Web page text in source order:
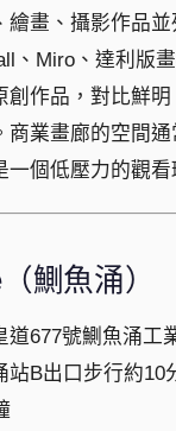
繪畫、攝影作品
、Miro、達利版
創作品，對比鮮
商業畫廊的空間
個低壓力的觀看
鰂魚涌）
道677號鰂魚涌工
站B出口步行約10